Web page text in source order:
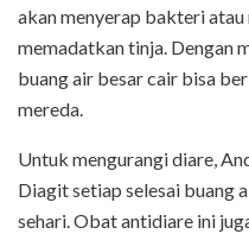
akan menyerap bakteri
memadatkan tinja. Dengan
buang air besar cair bisa
mereda.
Untuk mengurangi diare,
Diagit setiap selesai buang
sehari. Obat antidiare ini